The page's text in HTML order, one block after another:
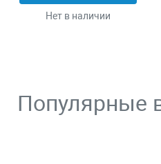
Нет в наличии
Популярные